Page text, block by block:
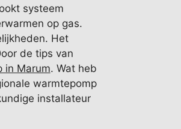
systeem
op gas.
Het
de tips van
in Marum. Wat heb
warmtepomp
installateur